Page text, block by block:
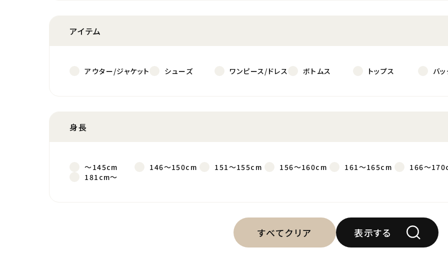
アイテム
アウター/ジャケット シューズ ワンピース/ドレス ボトムス トップス バ
身長
～145cm 146～150cm 151～155cm 156～160cm 161～165cm
166～
181cm～
すべてクリア 表示する